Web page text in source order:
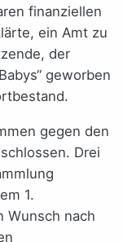
finanziellen
ein Amt zu
der
geworben
gegen den
Drei
1.
Wunsch nach